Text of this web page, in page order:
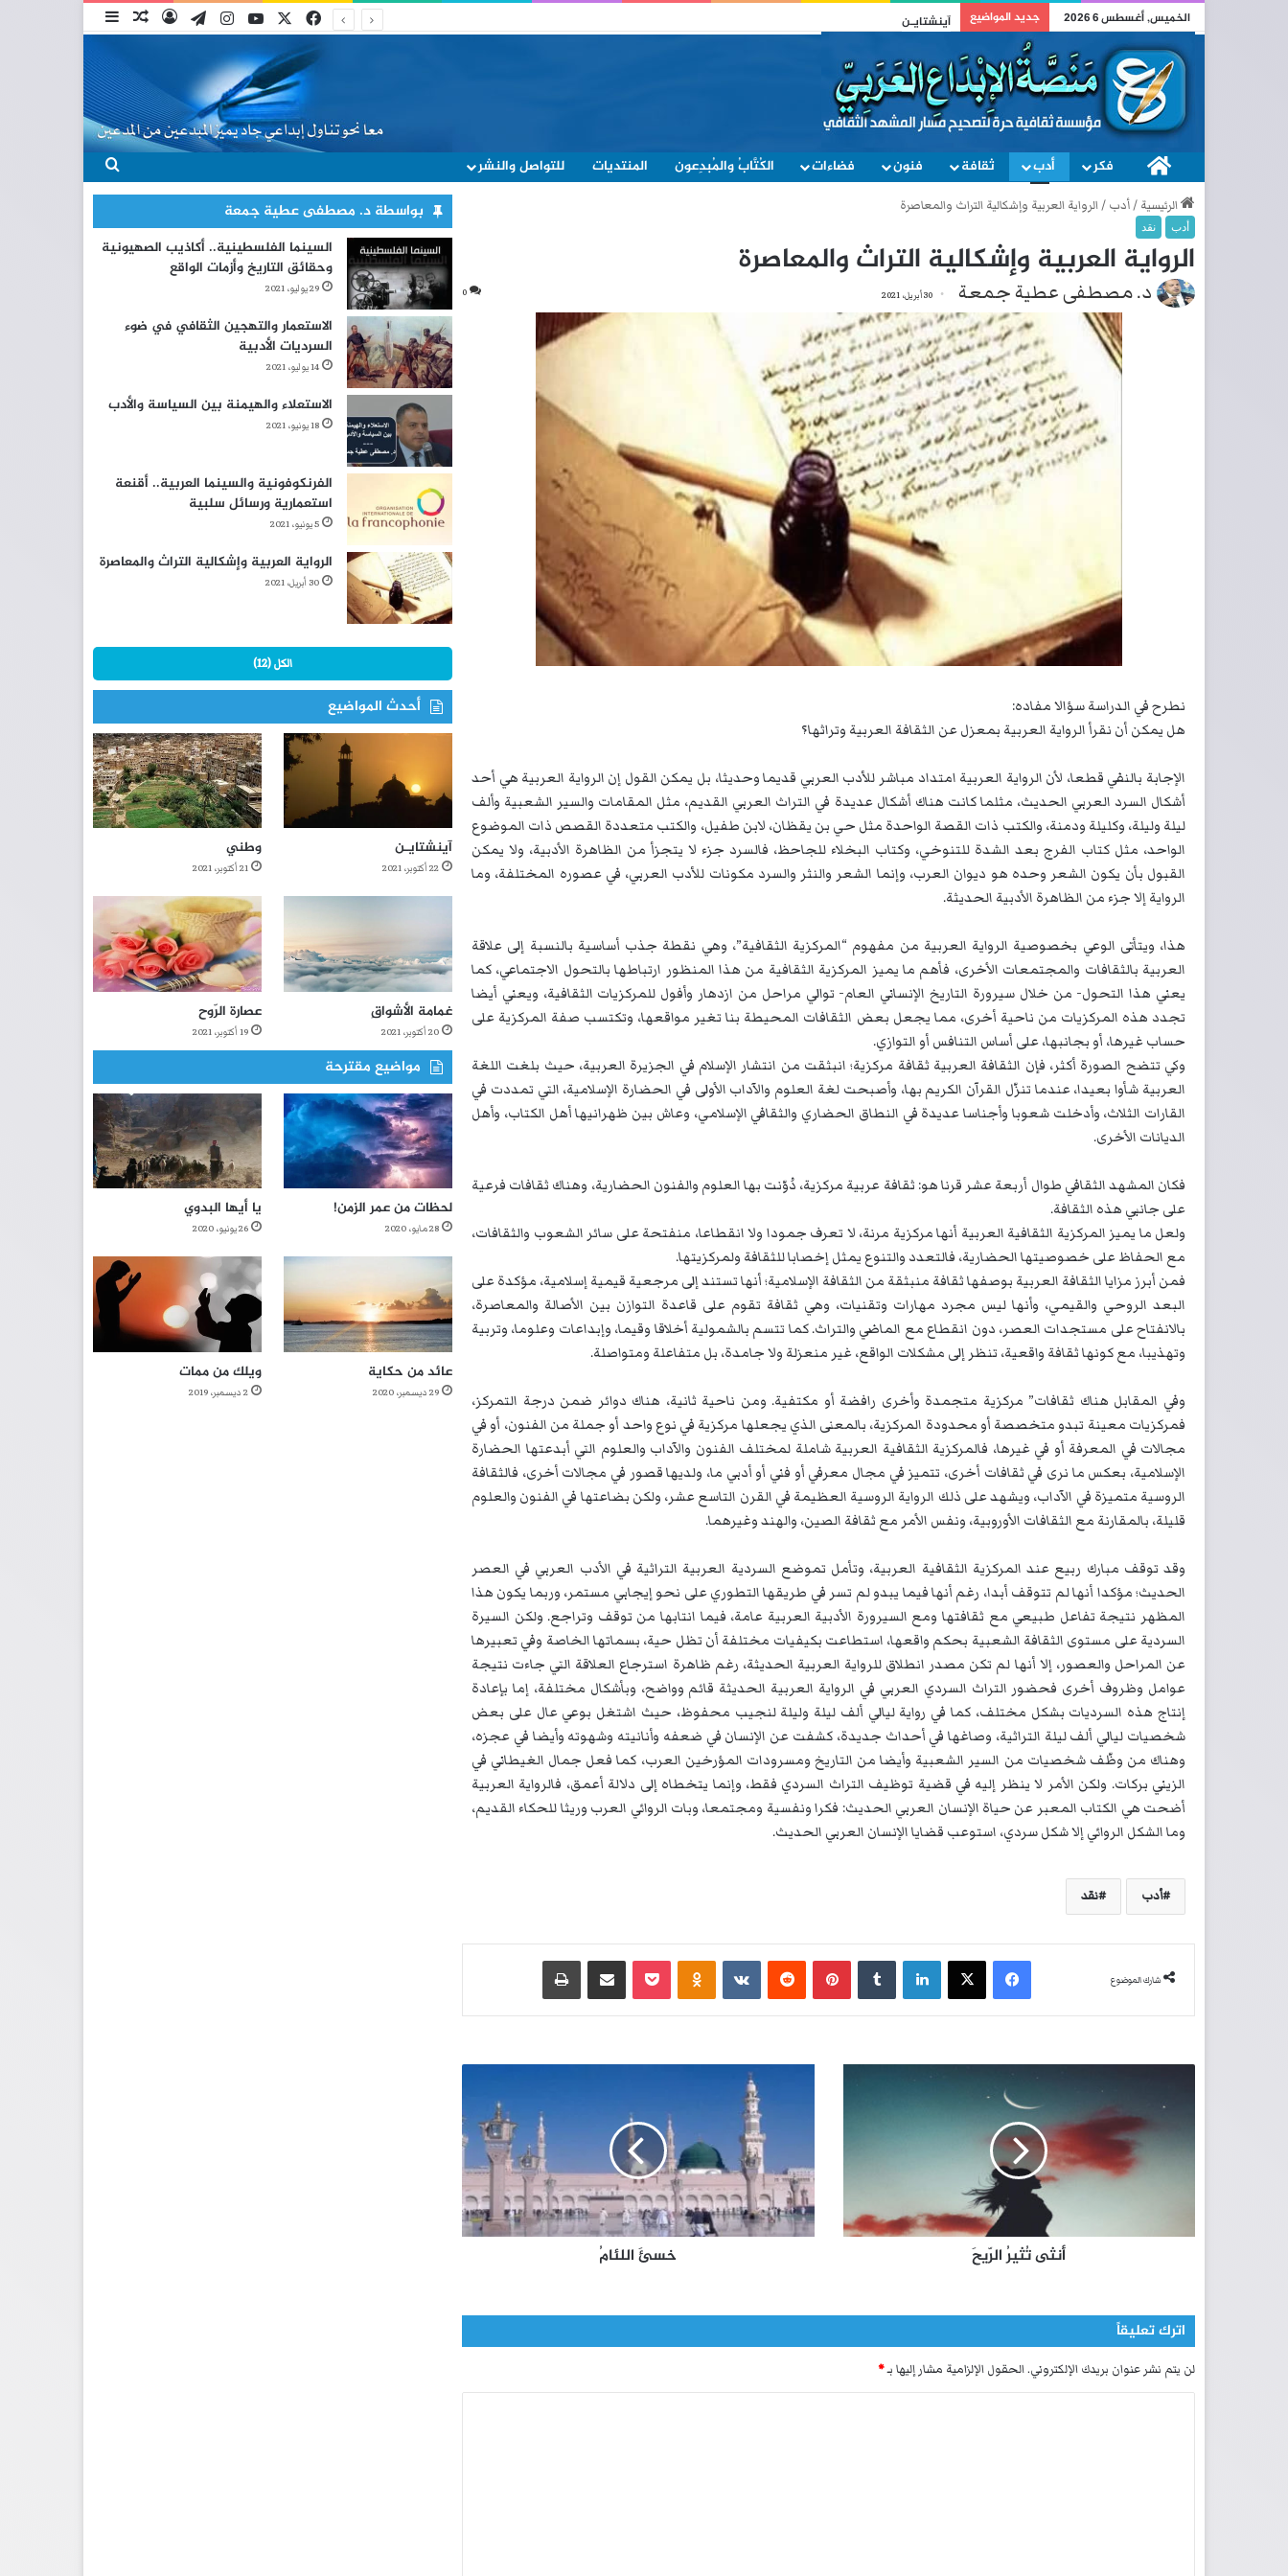
الخميس, أغسطس 6 2026 جديد المواضيع وطني فيسبوك ‫YouTubeانستقرام تيلقرام تسجيل الدخول
مقال عشوائي
الصفحة الرئيسية
فكر أدب ثقافة فنون فضاءات الكُتَّابُ والمُبدِعون المنتديات للتواصل والنشر
الرئيسية /أدب /الرواية العربية وإشكالية التراث والمعاصرة
أدب نقد
الرواية العربية وإشكالية التراث والمعاصرة
د. مصطفى عطية جمعة 30 أبريل، 2021 0
نطرح في الدراسة سؤالا مفاده:
هل يمكن أن نقرأ الرواية العربية بمعزل عن الثقافة العربية وتراثها؟
الإجابة بالنفي قطعا، لأن الرواية العربية امتداد مباشر للأدب العربي قديما وحديثا، بل يمكن القول إن الرواية العربية هي أحد
أشكال السرد العربي الحديث، مثلما كانت هناك أشكال عديدة في التراث العربي القديم، مثل المقامات والسير الشعبية وألف
ليلة وليلة، وكليلة ودمنة، والكتب ذات القصة الواحدة مثل حي بن يقظان، لابن طفيل، والكتب متعددة القصص ذات الموضوع
الواحد، مثل كتاب الفرج بعد الشدة للتنوخي، وكتاب البخلاء للجاحظ، فالسرد جزء لا يتجزأ من الظاهرة الأدبية، ولا يمكن
القبول بأن يكون الشعر وحده هو ديوان العرب، وإنما الشعر والنثر والسرد مكونات للأدب العربي، في عصوره المختلفة، وما
الرواية إلا جزء من الظاهرة الأدبية الحديثة.
هذا، ويتأتى الوعي بخصوصية الرواية العربية من مفهوم “المركزية الثقافية”، وهي نقطة جذب أساسية بالنسبة إلى علاقة
العربية بالثقافات والمجتمعات الأخرى، فأهم ما يميز المركزية الثقافية من هذا المنظور ارتباطها بالتحول الاجتماعي، كما
يعني هذا التحول- من خلال سيرورة التاريخ الإنساني العام- توالي مراحل من ازدهار وأفول للمركزيات الثقافية، ويعني أيضا
تجدد هذه المركزيات من ناحية أخرى، مما يجعل بعض الثقافات المحيطة بنا تغير مواقعها، وتكتسب صفة المركزية على
حساب غيرها، أو بجانبها، على أساس التنافس أو التوازي.
وكي تتضح الصورة أكثر، فإن الثقافة العربية ثقافة مركزية؛ انبثقت من انتشار الإسلام في الجزيرة العربية، حيث بلغت اللغة
العربية شأوا بعيدا، عندما تنزّل القرآن الكريم بها، وأصبحت لغة العلوم والآداب الأولى في الحضارة الإسلامية، التي تمددت في
القارات الثلاث، وأدخلت شعوبا وأجناسا عديدة في النطاق الحضاري والثقافي الإسلامي، وعاش بين ظهرانيها أهل الكتاب، وأهل
الديانات الأخرى.
فكان المشهد الثقافي طوال أربعة عشر قرنا هو: ثقافة عربية مركزية، دُوّنت بها العلوم والفنون الحضارية، وهناك ثقافات فرعية
على جانبي هذه الثقافة.
ولعل ما يميز المركزية الثقافية العربية أنها مركزية مرنة، لا تعرف جمودا ولا انقطاعا، منفتحة على سائر الشعوب والثقافات،
مع الحفاظ على خصوصيتها الحضارية، فالتعدد والتنوع يمثل إخصابا للثقافة ولمركزيتها.
فمن أبرز مزايا الثقافة العربية بوصفها ثقافة منبثقة من الثقافة الإسلامية؛ أنها تستند إلى مرجعية قيمية إسلامية، مؤكدة على
البعد الروحي والقيمي، وأنها ليس مجرد مهارات وتقنيات، وهي ثقافة تقوم على قاعدة التوازن بين الأصالة والمعاصرة،
بالانفتاح على مستجدات العصر، دون انقطاع مع الماضي والتراث. كما تتسم بالشمولية أخلاقا وقيما، وإبداعات وعلوما، وتربية
وتهذيبا، مع كونها ثقافة واقعية، تنظر إلى مشكلات الواقع، غير منعزلة ولا جامدة، بل متفاعلة ومتواصلة.
وفي المقابل هناك ثقافات” مركزية متجمدة وأخرى رافضة أو مكتفية. ومن ناحية ثانية، هناك دوائر ضمن درجة التمركز،
فمركزيات معينة تبدو متخصصة أو محدودة المركزية، بالمعنى الذي يجعلها مركزية في نوع واحد أو جملة من الفنون، أو في
مجالات في المعرفة أو في غيرها، فالمركزية الثقافية العربية شاملة لمختلف الفنون والآداب والعلوم التي أبدعتها الحضارة
الإسلامية، بعكس ما نرى في ثقافات أخرى، تتميز في مجال معرفي أو فني أو أدبي ما، ولديها قصور في مجالات أخرى، فالثقافة
الروسية متميزة في الآداب، ويشهد على ذلك الرواية الروسية العظيمة في القرن التاسع عشر، ولكن بضاعتها في الفنون والعلوم
قليلة، بالمقارنة مع الثقافات الأوروبية، ونفس الأمر مع ثقافة الصين، والهند وغيرهما.
وقد توقف مبارك ربيع عند المركزية الثقافية العربية، وتأمل تموضع السردية العربية التراثية في الأدب العربي في العصر
الحديث؛ مؤكدا أنها لم تتوقف أبدا، رغم أنها فيما يبدو لم تسر في طريقها التطوري على نحو إيجابي مستمر، وربما يكون هذا
المظهر نتيجة تفاعل طبيعي مع ثقافتها ومع السيرورة الأدبية العربية عامة، فيما انتابها من توقف وتراجع. ولكن السيرة
السردية على مستوى الثقافة الشعبية بحكم واقعها، استطاعت بكيفيات مختلفة أن تظل حية، بسماتها الخاصة وفي تعبيرها
عن المراحل والعصور، إلا أنها لم تكن مصدر انطلاق للرواية العربية الحديثة، رغم ظاهرة استرجاع العلاقة التي جاءت نتيجة
عوامل وظروف أخرى فحضور التراث السردي العربي في الرواية العربية الحديثة قائم وواضح، وبأشكال مختلفة، إما بإعادة
إنتاج هذه السرديات بشكل مختلف، كما في رواية ليالي ألف ليلة وليلة لنجيب محفوظ، حيث اشتغل بوعي عال على بعض
شخصيات ليالي ألف ليلة التراثية، وصاغها في أحداث جديدة، كشفت عن الإنسان في ضعفه وأنانيته وشهوته وأيضا في عجزه،
وهناك من وظّف شخصيات من السير الشعبية وأيضا من التاريخ ومسرودات المؤرخين العرب، كما فعل جمال الغيطاني في
الزيني بركات. ولكن الأمر لا ينظر إليه في قضية توظيف التراث السردي فقط، وإنما يتخطاه إلى دلالة أعمق، فالرواية العربية
أضحت هي الكتاب المعبر عن حياة الإنسان العربي الحديث: فكرا ونفسية ومجتمعا، وبات الروائي العرب وريثا للحكاء القديم،
وما الشكل الروائي إلا شكل سردي، استوعب قضايا الإنسان العربي الحديث.
أدب نقد
شارك الموضوع
فيسبوك ‫X لينكدإن بينتيريست
تُ
ا
حَ
أنثى تُثيرُ الرّيحَ
ل
ا
مُ
خسئَ اللئامُ
اترك تعليقاً
لن يتم نشر عنوان بريدك الإلكتروني.الحقول الإلزامية مشار إليها بـ*
بواسطة د. مصطفى عطية جمعة
السينما الفلسطينية.. أكاذيب الصهيونية
وحقائق التاريخ وأزمات الواقع
29 يوليو، 2021
الاستعمار والتهجين الثقافي في ضوء
السرديات الأدبية
14 يوليو، 2021
الاستعلاء والهيمنة بين السياسة والأدب
18 يونيو، 2021
الفرنكوفونية والسينما العربية.. أقنعة
استعمارية ورسائل سلبية
5 يونيو، 2021
الرواية العربية وإشكالية التراث والمعاصرة
30 أبريل، 2021
الكل (12)
أحدث المواضيع
آينشتايـن
22 أكتوبر، 2021
وطني
21 أكتوبر، 2021
غمامة الأشواقِ
20 أكتوبر، 2021
عصارة الرّوح
19 أكتوبر، 2021
مواضيع مقترحة
لحظات من عمر الزمن!
28 مايو، 2020
يا أيها البدوي
26 يونيو، 2020
عائد من حكاية
29 ديسمبر، 2020
ويلك من ممات
2 ديسمبر، 2019